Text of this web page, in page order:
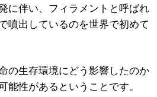
に伴い、フィラメントと呼ばれ
噴出しているのを世界で初めて
の生存環境にどう影響したのか
能性があるということです。